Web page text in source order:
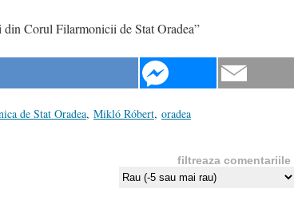
Corul Filarmonicii de Stat Oradea”
de Stat Oradea, Mikló Róbert, oradea
filtreaza comentariile